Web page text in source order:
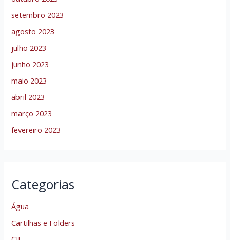
setembro 2023
agosto 2023
julho 2023
junho 2023
maio 2023
abril 2023
março 2023
fevereiro 2023
Categorias
Água
Cartilhas e Folders